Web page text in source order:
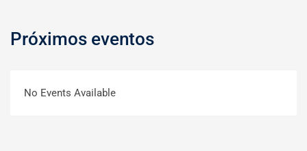
Próximos eventos
No Events Available